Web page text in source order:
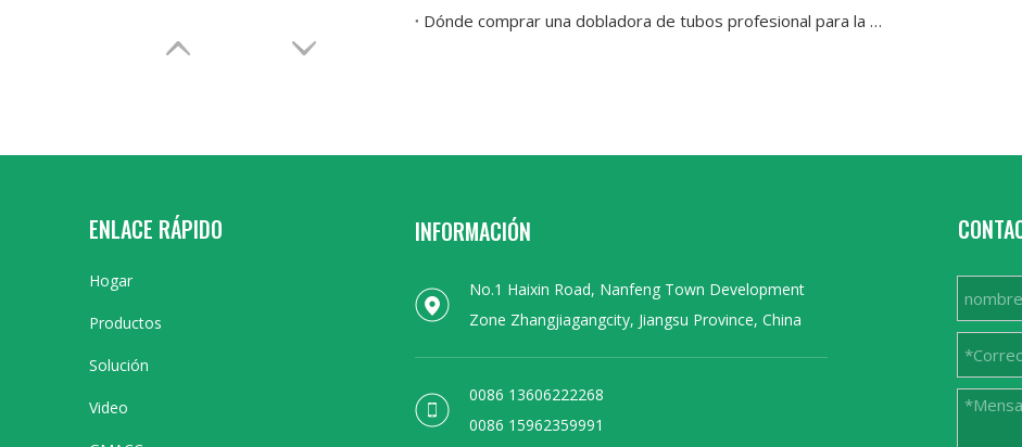
Dónde comprar una dobladora de tubos profesional para la fabricación personalizada de escapes y colectores
ENLACE RÁPIDO
Hogar
Productos
Solución
Video
INFORMACIÓN
No.1 Haixin Road, Nanfeng Town Development
Zone Zhangjiagangcity, Jiangsu Province, China
0086 13606222268
0086 15962359991